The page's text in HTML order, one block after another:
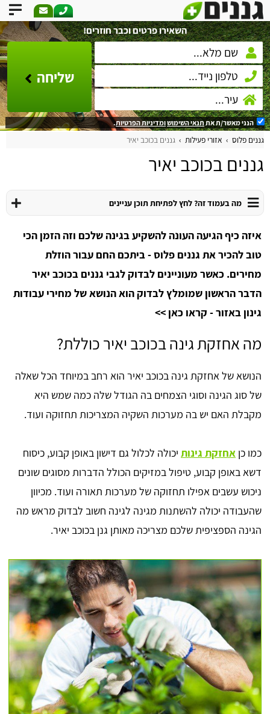
השאירו פרטים וכבר חוזרים!
שליחה
הנני מאשר/ת אתתנאי השימושומדיניות הפרטיות.
גננים פלוס אזורי פעילות גננים בכוכב יאיר
גננים בכוכב יאיר
מה בעמוד זה? לחץ לפתיחת תוכן עניינים
איזה כיף הגיעה העונה להשקיע בגינה שלכם וזה הזמן הכי
טוב להכיר את גננים פלוס - ביתכם החם עבור הוזלת
מחירים. כאשר מעוניינים לבדוק לגבי גננים בכוכב יאיר
הדבר הראשון שמומלץ לבדוק הוא הנושא של מחירי עבודות
גינון באזור - קראו כאן >>
מה אחזקת גינה בכוכב יאיר כוללת?
הנושא של אחזקת גינה בכוכב יאיר הוא רחב במיוחד הכל שאלה
של סוג הגינה וסוגי הצמחים בה הגודל שלה כמה שמש היא
מקבלת האם יש בה מערכות השקיה המצריכות תחזוקה ועוד.
כמו כן אחזקת גינות יכולה לכלול גם דישון באופן קבוע, כיסוח
דשא באופן קבוע, טיפול במזיקים הכולל הדברות מסוגים שונים
ניכוש עשבים אפילו תחזוקה של מערכות תאורה ועוד. מכיוון
שהעבודה יכולה להשתנות מגינה לגינה חשוב לבדוק מראש מה
הגינה הספציפית שלכם מצריכה מאותן גנן בכוכב יאיר.